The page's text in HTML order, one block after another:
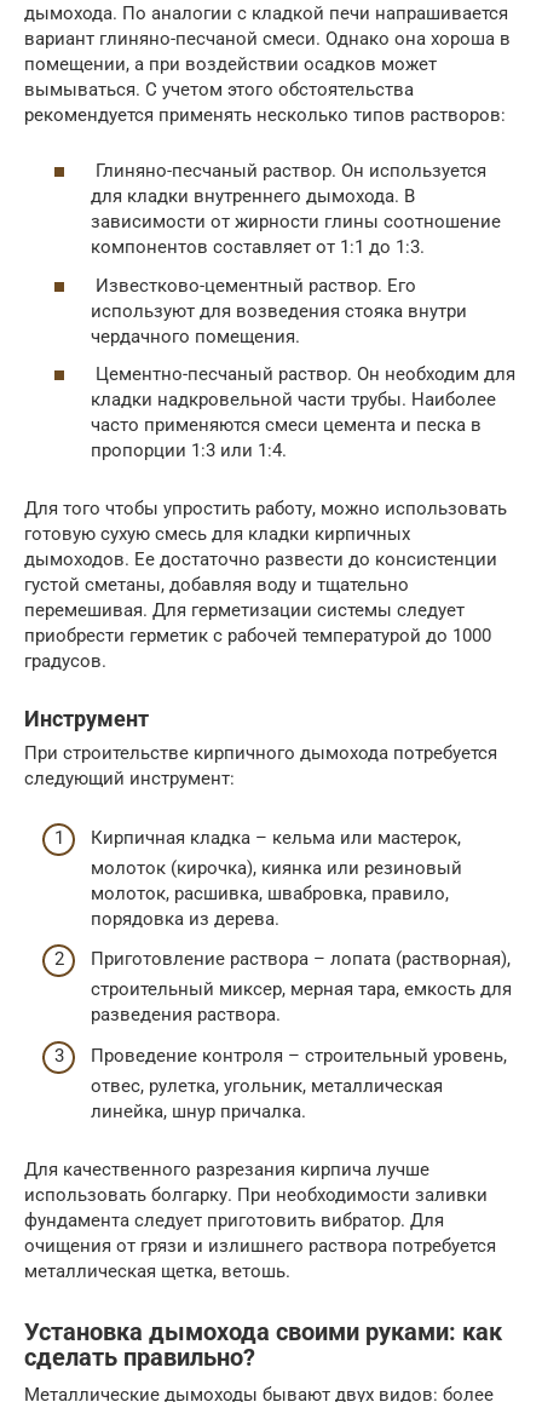
дымохода. По аналогии с кладкой печи напрашивается
вариант глиняно-песчаной смеси. Однако она хороша в
помещении, а при воздействии осадков может
вымываться. С учетом этого обстоятельства
рекомендуется применять несколько типов растворов:
Глиняно-песчаный раствор. Он используется
для кладки внутреннего дымохода. В
зависимости от жирности глины соотношение
компонентов составляет от 1:1 до 1:3.
Известково-цементный раствор. Его
используют для возведения стояка внутри
чердачного помещения.
Цементно-песчаный раствор. Он необходим для
кладки надкровельной части трубы. Наиболее
часто применяются смеси цемента и песка в
пропорции 1:3 или 1:4.
Для того чтобы упростить работу, можно использовать
готовую сухую смесь для кладки кирпичных
дымоходов. Ее достаточно развести до консистенции
густой сметаны, добавляя воду и тщательно
перемешивая. Для герметизации системы следует
приобрести герметик с рабочей температурой до 1000
градусов.
Инструмент
При строительстве кирпичного дымохода потребуется
следующий инструмент:
Кирпичная кладка – кельма или мастерок,
молоток (кирочка), киянка или резиновый
молоток, расшивка, швабровка, правило,
порядовка из дерева.
Приготовление раствора – лопата (растворная),
строительный миксер, мерная тара, емкость для
разведения раствора.
Проведение контроля – строительный уровень,
отвес, рулетка, угольник, металлическая
линейка, шнур причалка.
Для качественного разрезания кирпича лучше
использовать болгарку. При необходимости заливки
фундамента следует приготовить вибратор. Для
очищения от грязи и излишнего раствора потребуется
металлическая щетка, ветошь.
Установка дымохода своими руками: как
сделать правильно?
Металлические дымоходы бывают двух видов: более